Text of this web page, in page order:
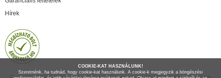
Hírek
COOKIE-KAT HASZNÁLUNK!
Szeretnénk, ha tudnád, hogy cookie-kat használunk. A cookie-k megjegyzik a böngészési